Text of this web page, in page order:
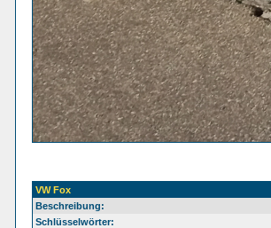
VW Fox
Beschreibung:
Schlüsselwörter: